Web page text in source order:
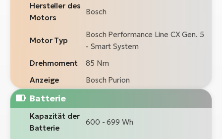
Hersteller des
Motors
Bosch
Motor Typ
Bosch Performance Line CX Gen. 5
- Smart System
Drehmoment
85 Nm
Anzeige
Bosch Purion
Batterie
Kapazität der
Batterie
600 - 699 Wh